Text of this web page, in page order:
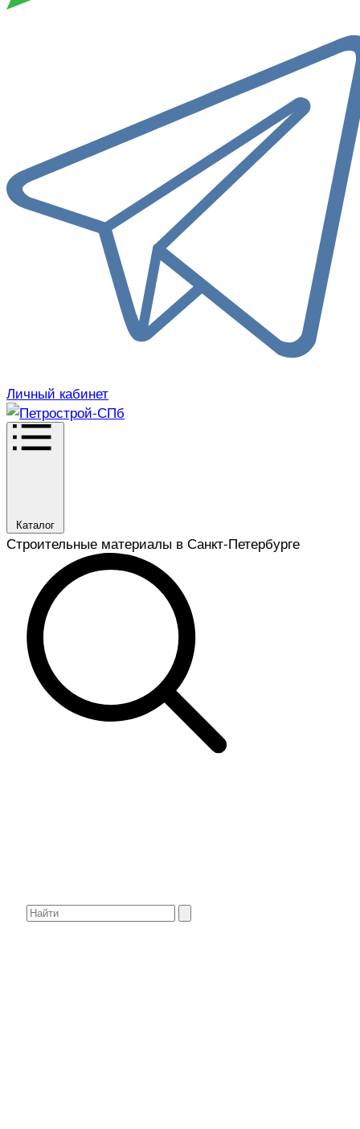
Личный кабинет
Каталог
Строительные материалы в Санкт-Петербурге